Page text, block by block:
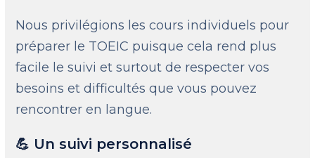
Nous privilégions les cours individuels pour
préparer le TOEIC puisque cela rend plus
facile le suivi et surtout de respecter vos
besoins et difficultés que vous pouvez
rencontrer en langue.
💪 Un suivi personnalisé